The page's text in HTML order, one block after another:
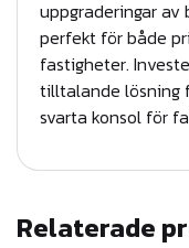
K
v
uppgraderingar av
perfekt för både
fastigheter.
tilltalande lösning
svarta konsol för
Relaterade